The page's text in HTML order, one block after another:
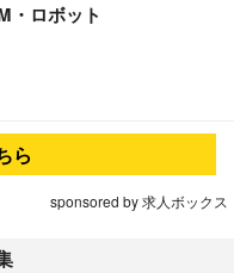
・ロボット
ら
sponsored by 求人ボックス